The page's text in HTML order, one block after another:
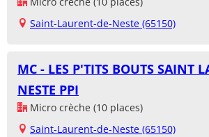
Saint-Laurent-de-Neste (65150)
MC - LES P'TITS BOUTS SAINT
NESTE PPI
Micro crèche (10 places)
Saint-Laurent-de-Neste (65150)